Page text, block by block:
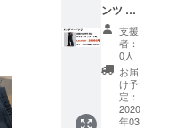
・受け
取らな
かった
・入力
した住
所に誤
りが
あった
ださ
い。 ※
以下の
ような
支援者
様都合
により
再配送
込みで
す ※配
送時
期：
2020年
3月末予
部のデ
ンツ ×
１着 レ
ディー
スブ
ラック
XLサイ
ズ サイ
ズ表を
ご確認
支援
者：
0人
お届
け予
定：
2020
年03